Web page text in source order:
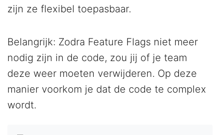
zijn ze flexibel toepasbaar.
Belangrijk: Zodra Feature Flags niet meer
nodig zijn in de code, zou jij of je team
deze weer moeten verwijderen. Op deze
manier voorkom je dat de code te complex
wordt.